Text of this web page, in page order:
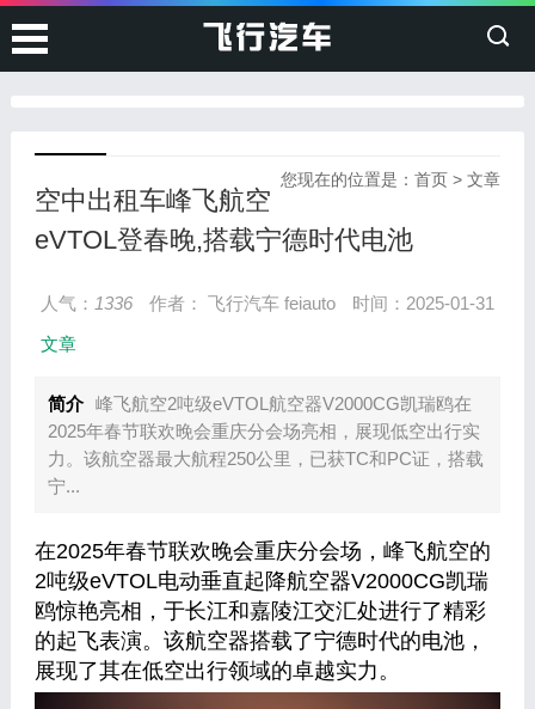
您现在的位置是：首页 >文章
空中出租车峰飞航空
eVTOL登春晚,搭载宁德时代电池
人气： 1336 作者： 飞行汽车 feiauto
时间：2025-01-31
文章
简介 峰飞航空2吨级eVTOL航空器V2000CG凯瑞鸥在
2025年春节联欢晚会重庆分会场亮相，展现低空出行实
力。该航空器最大航程250公里，已获TC和PC证，搭载
宁...
在2025年春节联欢晚会重庆分会场，峰飞航空的
2吨级eVTOL电动垂直起降航空器V2000CG凯瑞
鸥惊艳亮相，于长江和嘉陵江交汇处进行了精彩
的起飞表演。该航空器搭载了宁德时代的电池，
展现了其在低空出行领域的卓越实力。